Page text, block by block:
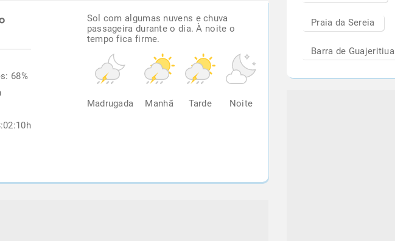
68%
Sol com algumas nuvens e chuva
passageira durante o dia. À noite o
tempo fica firme.
Madrugada Manhã Tarde Noite
Praia da Sereia
Barra de Guajeritiua